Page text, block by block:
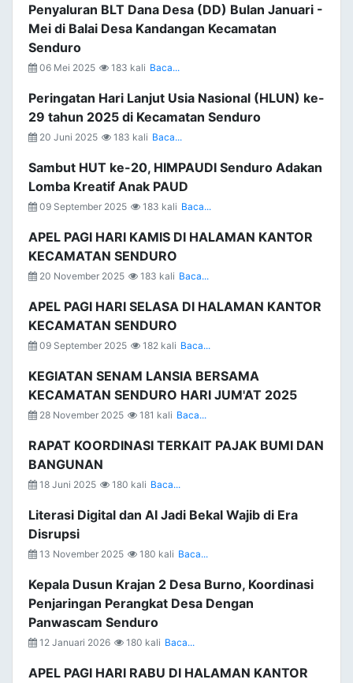
Penyaluran BLT Dana Desa (DD) Bulan Januari -
Mei di Balai Desa Kandangan Kecamatan
Senduro
06 Mei 2025 183 kali Baca...
Peringatan Hari Lanjut Usia Nasional (HLUN) ke-
29 tahun 2025 di Kecamatan Senduro
20 Juni 2025 183 kali Baca...
Sambut HUT ke-20, HIMPAUDI Senduro Adakan
Lomba Kreatif Anak PAUD
09 September 2025 183 kali Baca...
APEL PAGI HARI KAMIS DI HALAMAN KANTOR
KECAMATAN SENDURO
20 November 2025 183 kali Baca...
APEL PAGI HARI SELASA DI HALAMAN KANTOR
KECAMATAN SENDURO
09 September 2025 182 kali Baca...
KEGIATAN SENAM LANSIA BERSAMA
KECAMATAN SENDURO HARI JUM'AT 2025
28 November 2025 181 kali Baca...
RAPAT KOORDINASI TERKAIT PAJAK BUMI DAN
BANGUNAN
18 Juni 2025 180 kali Baca...
Literasi Digital dan AI Jadi Bekal Wajib di Era
Disrupsi
13 November 2025 180 kali Baca...
Kepala Dusun Krajan 2 Desa Burno, Koordinasi
Penjaringan Perangkat Desa Dengan
Panwascam Senduro
12 Januari 2026 180 kali Baca...
APEL PAGI HARI RABU DI HALAMAN KANTOR